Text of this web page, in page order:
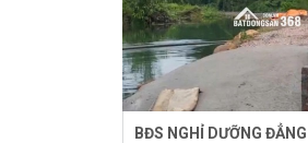
BĐS NGHỈ DƯỠNG